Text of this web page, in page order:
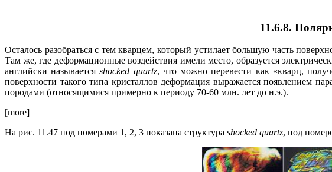
11.6.8.
Осталось разобраться с тем кварцем, который устилает большую часть
Там же, где деформационные воздействия имели место, образуется
английски называетсяshocked quartz, что можно перевести как «кварц,
поверхности такого типа кристаллов деформация выражается появлением
породами (относящимися примерно к периоду 70-60 млн. лет до н.э.).
[more]
На рис. 11.47 под номерами 1, 2, 3 показана структура shocked quartz, под